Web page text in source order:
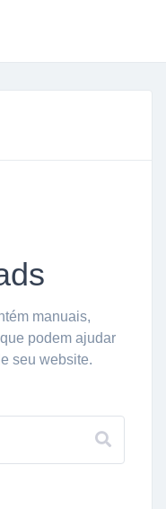
manuais,
podem ajudar
seu website.